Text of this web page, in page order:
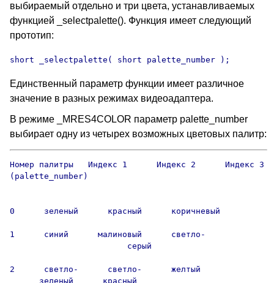
выбираемый отдельно и три цвета, устанавливаемых
функцией _selectpalette(). Функция имеет следующий
прототип:
short _selectpalette( short palette_number );
Единственный параметр функции имеет различное
значение в разных режимах видеоадаптера.
В режиме _MRES4COLOR параметр palette_number
выбирает одну из четырех возможных цветовых палитр:
Номер палитры   Индекс 1      Индекс 2      Индекс 3
(palette_number)
0      зеленый      красный      коричневый
1      синий      малиновый      светло-
                        серый
2      светло-      светло-      желтый
      зеленый      красный